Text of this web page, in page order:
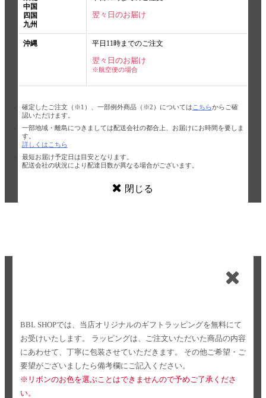
中国
四国
九州
翌々日のお届け
沖縄 平日11時までのご注文
翌々日のお届け
※航空便の場合
確定したご注文（※1）、一部例外商品（※2）については こちらからご確
認いただけます。
一部地域・離島につきましては配送会社の都合上、お届けにお時間を要しま
す。
詳しくはこちら
最短お届け予定日は目安となります。
配送会社の状況により配達日数が異なる場合がございます。
閉じる
BBL SHOPでは、当店オリジナルのギフトラッピングを無料にて
お受けいたします。
ラッピングは、ご注文いただいた商品の内容
にあわせて、丁寧に包装させていただきます。
その他ご希望・ご
要望がございましたら備考欄にご記入ください。
※リボンのお色を選ぶことはできませんので予めご了承くださ
い。